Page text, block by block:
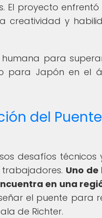
El proyecto
creatividad y
humana para
para Japón en el
del Puente
desafíos
Uno
en una
el puente para
de Richter.